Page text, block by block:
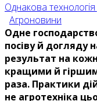
Однакова
Агроновини
Одне
посіву й догляду
результат на
кращими й
раза. Практики
не агротехніка